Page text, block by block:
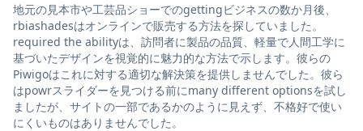
地元の見本市や工芸品ショーでのgettingビジネスの数か月後、
rbiashadesはオンラインで販売する方法を探していました。
required the abilityは、訪問者に製品の品質、軽量で人間工学に
基づいたデザインを視覚的に魅力的な方法で示します。彼らの
Piwigoはこれに対する適切な解決策を提供しませんでした。彼ら
はpowrスライダーを見つける前にmany different optionsを試し
ましたが、サイトの一部であるかのように見えず、不格好で使い
にくいものはありませんでした。